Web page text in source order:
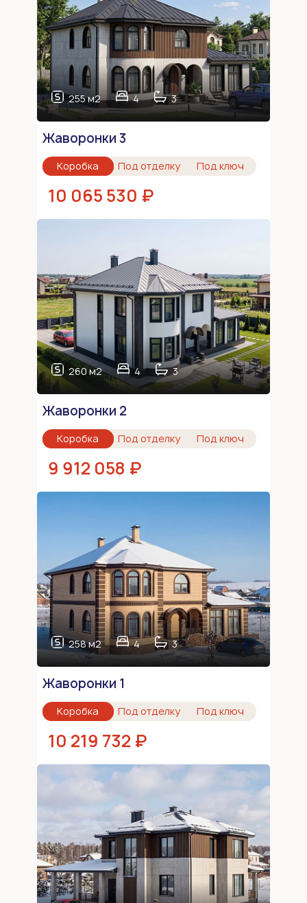
255 м2 4 3
Жаворонки 3
Коробка Под отделку Под ключ
10 065 530 ₽
260 м2 4 3
Жаворонки 2
Коробка Под отделку Под ключ
9 912 058 ₽
258 м2 4 3
Жаворонки 1
Коробка Под отделку Под ключ
10 219 732 ₽